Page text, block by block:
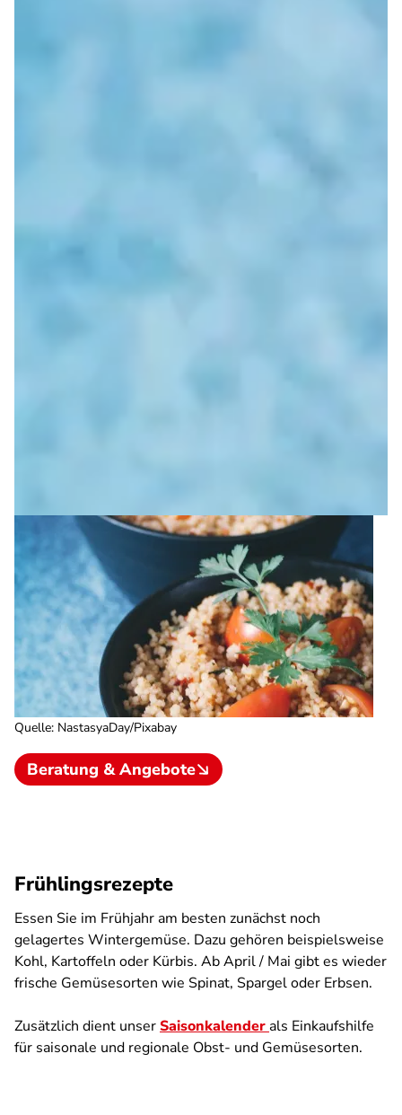
Quelle: NastasyaDay/Pixabay
Beratung & Angebote
Frühlingsrezepte
Essen Sie im Frühjahr am besten zunächst noch
gelagertes Wintergemüse. Dazu gehören beispielsweise
Kohl, Kartoffeln oder Kürbis. Ab April / Mai gibt es wieder
frische Gemüsesorten wie Spinat, Spargel oder Erbsen.
Zusätzlich dient unserSaisonkalenderals Einkaufshilfe
für saisonale und regionale Obst- und Gemüsesorten.